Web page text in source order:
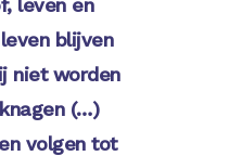
blijven
niet worden
(…)
volgen tot